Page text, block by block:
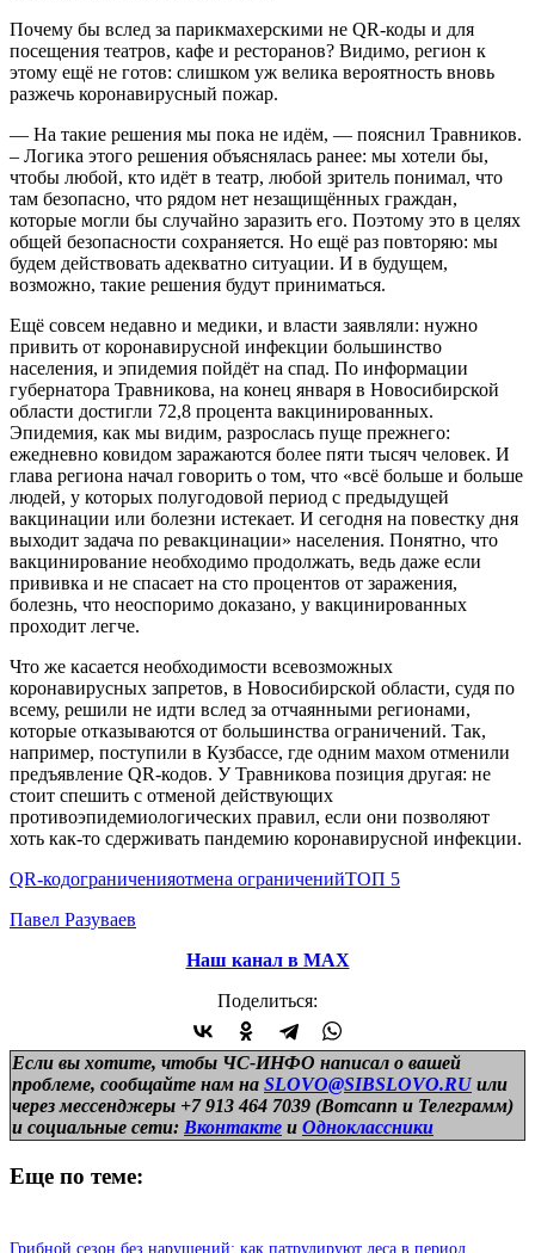
Почему бы вслед за парикмахерскими не QR-коды и для
посещения театров, кафе и ресторанов? Видимо, регион к
этому ещё не готов: слишком уж велика вероятность вновь
разжечь коронавирусный пожар.
— На такие решения мы пока не идём, — пояснил Травников.
– Логика этого решения объяснялась ранее: мы хотели бы,
чтобы любой, кто идёт в театр, любой зритель понимал, что
там безопасно, что рядом нет незащищённых граждан,
которые могли бы случайно заразить его. Поэтому это в целях
общей безопасности сохраняется. Но ещё раз повторяю: мы
будем действовать адекватно ситуации. И в будущем,
возможно, такие решения будут приниматься.
Ещё совсем недавно и медики, и власти заявляли: нужно
привить от коронавирусной инфекции большинство
населения, и эпидемия пойдёт на спад. По информации
губернатора Травникова, на конец января в Новосибирской
области достигли 72,8 процента вакцинированных.
Эпидемия, как мы видим, разрослась пуще прежнего:
ежедневно ковидом заражаются более пяти тысяч человек. И
глава региона начал говорить о том, что «всё больше и больше
людей, у которых полугодовой период с предыдущей
вакцинации или болезни истекает. И сегодня на повестку дня
выходит задача по ревакцинации» населения. Понятно, что
вакцинирование необходимо продолжать, ведь даже если
прививка и не спасает на сто процентов от заражения,
болезнь, что неоспоримо доказано, у вакцинированных
проходит легче.
Что же касается необходимости всевозможных
коронавирусных запретов, в Новосибирской области, судя по
всему, решили не идти вслед за отчаянными регионами,
которые отказываются от большинства ограничений. Так,
например, поступили в Кузбассе, где одним махом отменили
предъявление QR-кодов. У Травникова позиция другая: не
стоит спешить с отменой действующих
противоэпидемиологических правил, если они позволяют
хоть как-то сдерживать пандемию коронавирусной инфекции.
QR-кодограниченияотмена ограниченийТОП 5
Павел Разуваев
Наш канал в МАХ
Поделиться:
Если вы хотите, чтобы ЧС-ИНФО написал о вашей
проблеме, сообщайте нам на SLOVO@SIBSLOVO.RU или
через мессенджеры +7 913 464 7039 (Вотсапп и Телеграмм)
и социальные сети: Вконтакте и Одноклассники
Еще по теме:
Грибной сезон без нарушений: как патрулируют леса в период